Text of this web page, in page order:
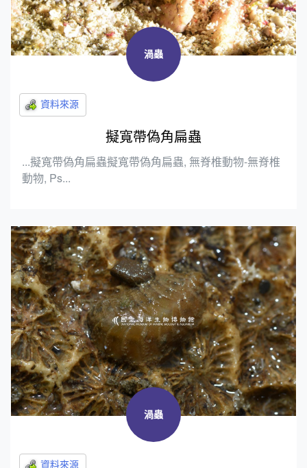
渦蟲
擬寬帶偽角扁蟲
...擬寬帶偽角扁蟲擬寬帶偽角扁蟲, 無脊椎動物-無脊椎
動物, Ps...
渦蟲